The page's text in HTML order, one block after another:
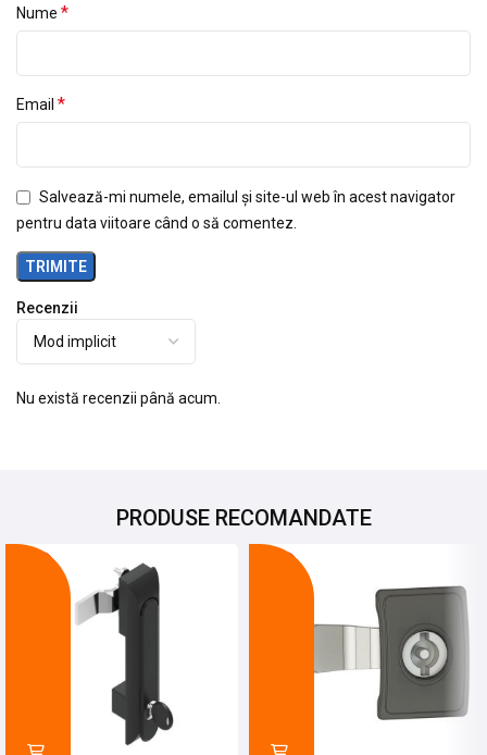
Recenzii
Nu există recenzii până acum.
Nume *
Email *
Salvează-mi numele, emailul și site-ul web în acest navigator
pentru data viitoare când o să comentez.
PRODUSE RECOMANDATE